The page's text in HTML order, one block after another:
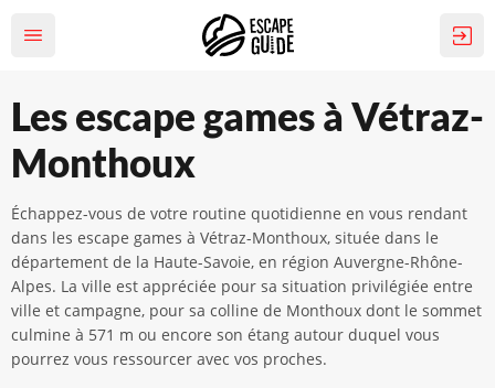
Les escape games à Vétraz-
Monthoux
Échappez-vous de votre routine quotidienne en vous rendant
dans les escape games à Vétraz-Monthoux, située dans le
département de la Haute-Savoie, en région Auvergne-Rhône-
Alpes. La ville est appréciée pour sa situation privilégiée entre
ville et campagne, pour sa colline de Monthoux dont le sommet
culmine à 571 m ou encore son étang autour duquel vous
pourrez vous ressourcer avec vos proches.